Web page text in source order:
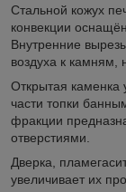
Стальной кожух
конвекции
Внутренние
воздуха к камням,
Открытая каменка
части топки
фракции
отверстиями.
Дверка,
увеличивает их